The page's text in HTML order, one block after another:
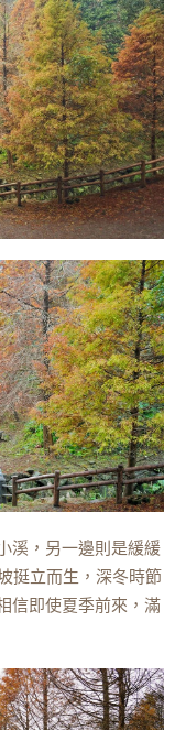
溪，另一邊則是緩緩
挺立而生，深冬時節
信即使夏季前來，滿